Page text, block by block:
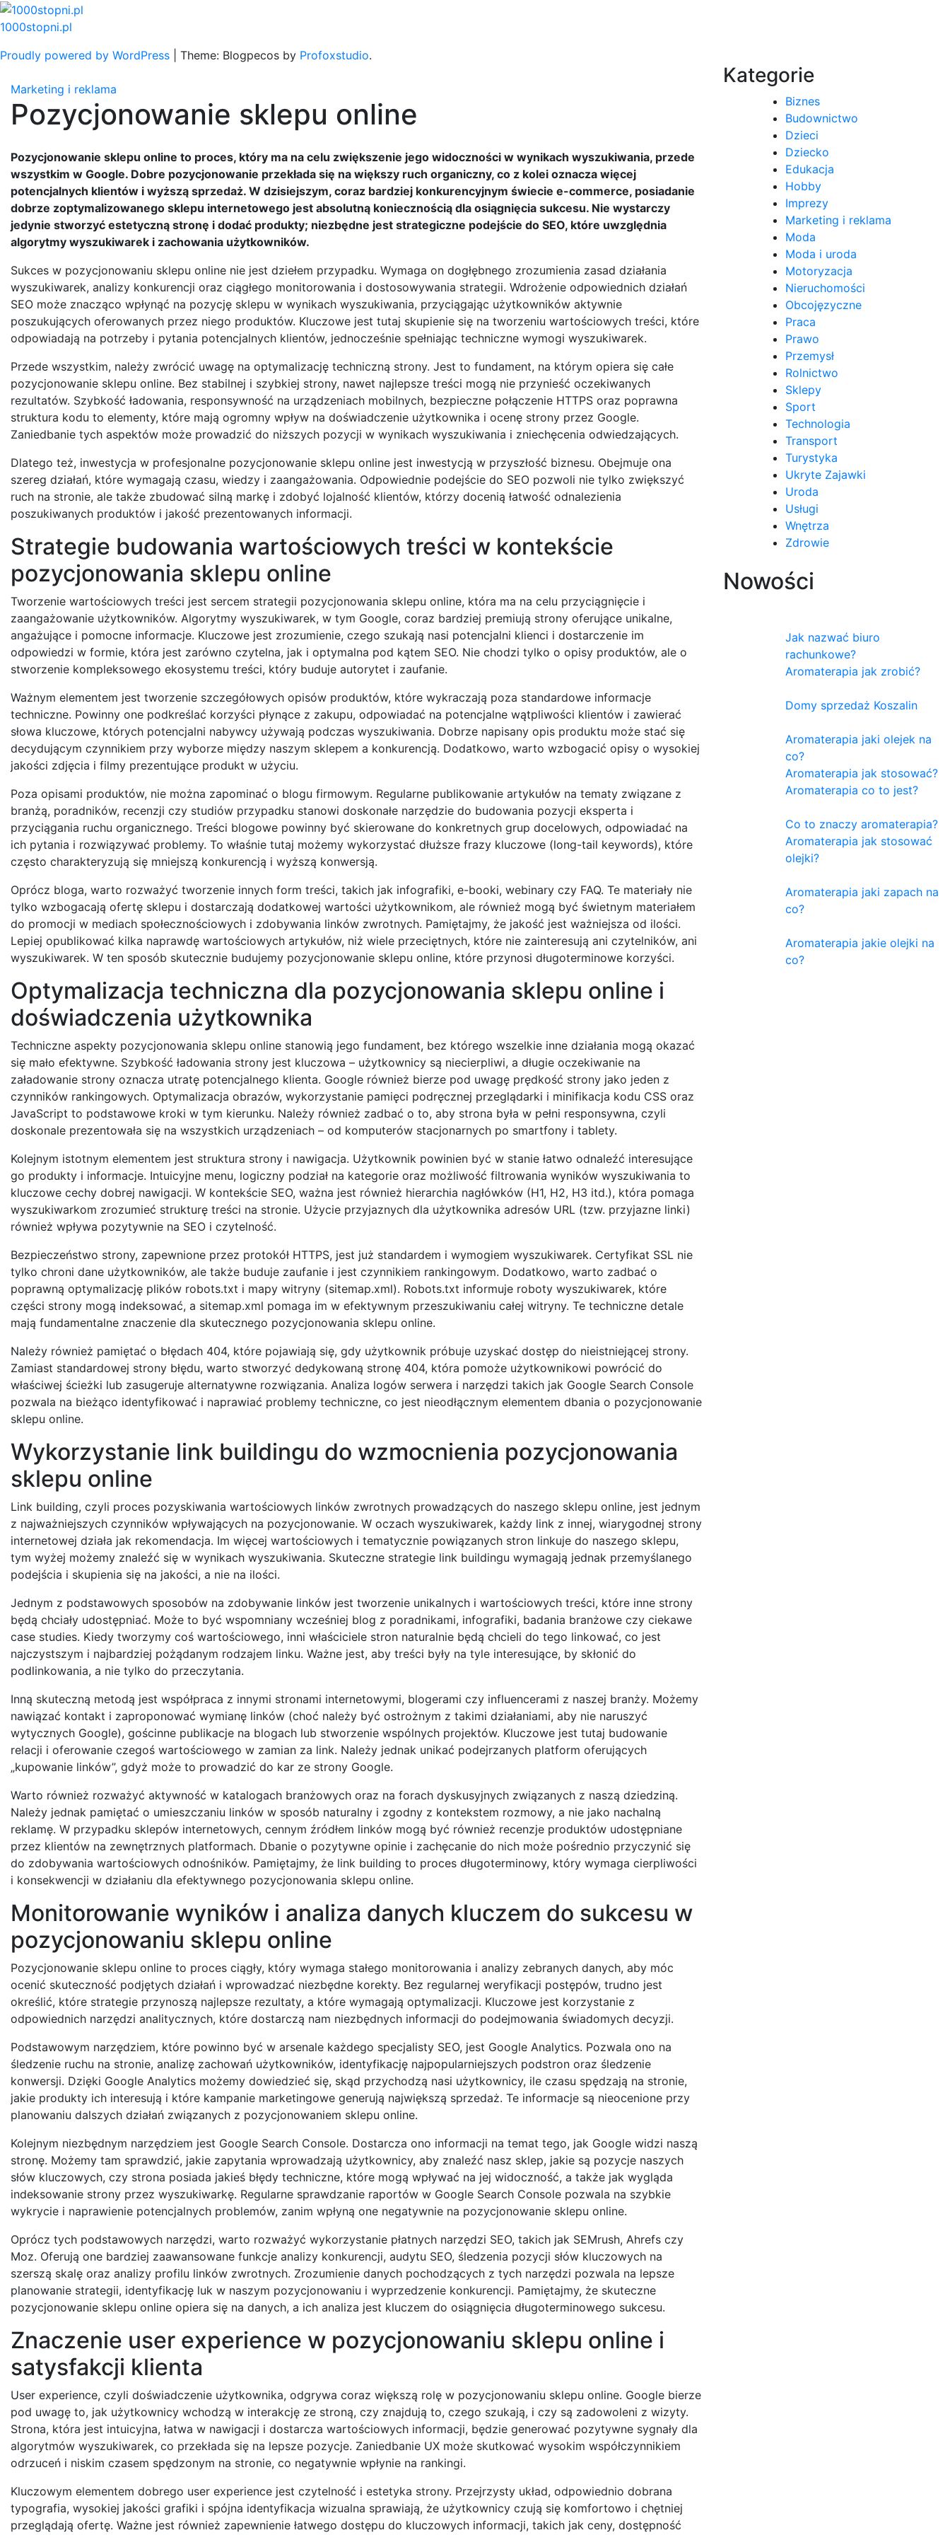
Skip
to
1000stopni.pl
Proudly powered by WordPress
Theme: Blogpecos by Profoxstudio.
Marketing i reklama
Pozycjonowanie sklepu online
Pozycjonowanie sklepu online to proces, który ma na celu zwiększenie jego widoczności w wynikach wyszukiwania, przede
wszystkim w Google. Dobre pozycjonowanie przekłada się na większy ruch organiczny, co z kolei oznacza więcej
potencjalnych klientów i wyższą sprzedaż. W dzisiejszym, coraz bardziej konkurencyjnym świecie e-commerce, posiadanie
dobrze zoptymalizowanego sklepu internetowego jest absolutną koniecznością dla osiągnięcia sukcesu. Nie wystarczy
jedynie stworzyć estetyczną stronę i dodać produkty; niezbędne jest strategiczne podejście do SEO, które uwzględnia
algorytmy wyszukiwarek i zachowania użytkowników.
Sukces w pozycjonowaniu sklepu online nie jest dziełem przypadku. Wymaga on dogłębnego zrozumienia zasad działania
wyszukiwarek, analizy konkurencji oraz ciągłego monitorowania i dostosowywania strategii. Wdrożenie odpowiednich działań
SEO może znacząco wpłynąć na pozycję sklepu w wynikach wyszukiwania, przyciągając użytkowników aktywnie
poszukujących oferowanych przez niego produktów. Kluczowe jest tutaj skupienie się na tworzeniu wartościowych treści, które
odpowiadają na potrzeby i pytania potencjalnych klientów, jednocześnie spełniając techniczne wymogi wyszukiwarek.
Przede wszystkim, należy zwrócić uwagę na optymalizację techniczną strony. Jest to fundament, na którym opiera się całe
pozycjonowanie sklepu online. Bez stabilnej i szybkiej strony, nawet najlepsze treści mogą nie przynieść oczekiwanych
rezultatów. Szybkość ładowania, responsywność na urządzeniach mobilnych, bezpieczne połączenie HTTPS oraz poprawna
struktura kodu to elementy, które mają ogromny wpływ na doświadczenie użytkownika i ocenę strony przez Google.
Zaniedbanie tych aspektów może prowadzić do niższych pozycji w wynikach wyszukiwania i zniechęcenia odwiedzających.
Dlatego też, inwestycja w profesjonalne pozycjonowanie sklepu online jest inwestycją w przyszłość biznesu. Obejmuje ona
szereg działań, które wymagają czasu, wiedzy i zaangażowania. Odpowiednie podejście do SEO pozwoli nie tylko zwiększyć
ruch na stronie, ale także zbudować silną markę i zdobyć lojalność klientów, którzy docenią łatwość odnalezienia
poszukiwanych produktów i jakość prezentowanych informacji.
Strategie budowania wartościowych treści w kontekście
pozycjonowania sklepu online
Tworzenie wartościowych treści jest sercem strategii pozycjonowania sklepu online, która ma na celu przyciągnięcie i
zaangażowanie użytkowników. Algorytmy wyszukiwarek, w tym Google, coraz bardziej premiują strony oferujące unikalne,
angażujące i pomocne informacje. Kluczowe jest zrozumienie, czego szukają nasi potencjalni klienci i dostarczenie im
odpowiedzi w formie, która jest zarówno czytelna, jak i optymalna pod kątem SEO. Nie chodzi tylko o opisy produktów, ale o
stworzenie kompleksowego ekosystemu treści, który buduje autorytet i zaufanie.
Ważnym elementem jest tworzenie szczegółowych opisów produktów, które wykraczają poza standardowe informacje
techniczne. Powinny one podkreślać korzyści płynące z zakupu, odpowiadać na potencjalne wątpliwości klientów i zawierać
słowa kluczowe, których potencjalni nabywcy używają podczas wyszukiwania. Dobrze napisany opis produktu może stać się
decydującym czynnikiem przy wyborze między naszym sklepem a konkurencją. Dodatkowo, warto wzbogacić opisy o wysokiej
jakości zdjęcia i filmy prezentujące produkt w użyciu.
Poza opisami produktów, nie można zapominać o blogu firmowym. Regularne publikowanie artykułów na tematy związane z
branżą, poradników, recenzji czy studiów przypadku stanowi doskonałe narzędzie do budowania pozycji eksperta i
przyciągania ruchu organicznego. Treści blogowe powinny być skierowane do konkretnych grup docelowych, odpowiadać na
ich pytania i rozwiązywać problemy. To właśnie tutaj możemy wykorzystać dłuższe frazy kluczowe (long-tail keywords), które
często charakteryzują się mniejszą konkurencją i wyższą konwersją.
Oprócz bloga, warto rozważyć tworzenie innych form treści, takich jak infografiki, e-booki, webinary czy FAQ. Te materiały nie
tylko wzbogacają ofertę sklepu i dostarczają dodatkowej wartości użytkownikom, ale również mogą być świetnym materiałem
do promocji w mediach społecznościowych i zdobywania linków zwrotnych. Pamiętajmy, że jakość jest ważniejsza od ilości.
Lepiej opublikować kilka naprawdę wartościowych artykułów, niż wiele przeciętnych, które nie zainteresują ani czytelników, ani
wyszukiwarek. W ten sposób skutecznie budujemy pozycjonowanie sklepu online, które przynosi długoterminowe korzyści.
Optymalizacja techniczna dla pozycjonowania sklepu online i
doświadczenia użytkownika
Techniczne aspekty pozycjonowania sklepu online stanowią jego fundament, bez którego wszelkie inne działania mogą okazać
się mało efektywne. Szybkość ładowania strony jest kluczowa – użytkownicy są niecierpliwi, a długie oczekiwanie na
załadowanie strony oznacza utratę potencjalnego klienta. Google również bierze pod uwagę prędkość strony jako jeden z
czynników rankingowych. Optymalizacja obrazów, wykorzystanie pamięci podręcznej przeglądarki i minifikacja kodu CSS oraz
JavaScript to podstawowe kroki w tym kierunku. Należy również zadbać o to, aby strona była w pełni responsywna, czyli
doskonale prezentowała się na wszystkich urządzeniach – od komputerów stacjonarnych po smartfony i tablety.
Kolejnym istotnym elementem jest struktura strony i nawigacja. Użytkownik powinien być w stanie łatwo odnaleźć interesujące
go produkty i informacje. Intuicyjne menu, logiczny podział na kategorie oraz możliwość filtrowania wyników wyszukiwania to
kluczowe cechy dobrej nawigacji. W kontekście SEO, ważna jest również hierarchia nagłówków (H1, H2, H3 itd.), która pomaga
wyszukiwarkom zrozumieć strukturę treści na stronie. Użycie przyjaznych dla użytkownika adresów URL (tzw. przyjazne linki)
również wpływa pozytywnie na SEO i czytelność.
Bezpieczeństwo strony, zapewnione przez protokół HTTPS, jest już standardem i wymogiem wyszukiwarek. Certyfikat SSL nie
tylko chroni dane użytkowników, ale także buduje zaufanie i jest czynnikiem rankingowym. Dodatkowo, warto zadbać o
poprawną optymalizację plików robots.txt i mapy witryny (sitemap.xml). Robots.txt informuje roboty wyszukiwarek, które
części strony mogą indeksować, a sitemap.xml pomaga im w efektywnym przeszukiwaniu całej witryny. Te techniczne detale
mają fundamentalne znaczenie dla skutecznego pozycjonowania sklepu online.
Należy również pamiętać o błędach 404, które pojawiają się, gdy użytkownik próbuje uzyskać dostęp do nieistniejącej strony.
Zamiast standardowej strony błędu, warto stworzyć dedykowaną stronę 404, która pomoże użytkownikowi powrócić do
właściwej ścieżki lub zasugeruje alternatywne rozwiązania. Analiza logów serwera i narzędzi takich jak Google Search Console
pozwala na bieżąco identyfikować i naprawiać problemy techniczne, co jest nieodłącznym elementem dbania o pozycjonowanie
sklepu online.
Wykorzystanie link buildingu do wzmocnienia pozycjonowania
sklepu online
Link building, czyli proces pozyskiwania wartościowych linków zwrotnych prowadzących do naszego sklepu online, jest jednym
z najważniejszych czynników wpływających na pozycjonowanie. W oczach wyszukiwarek, każdy link z innej, wiarygodnej strony
internetowej działa jak rekomendacja. Im więcej wartościowych i tematycznie powiązanych stron linkuje do naszego sklepu,
tym wyżej możemy znaleźć się w wynikach wyszukiwania. Skuteczne strategie link buildingu wymagają jednak przemyślanego
podejścia i skupienia się na jakości, a nie na ilości.
Jednym z podstawowych sposobów na zdobywanie linków jest tworzenie unikalnych i wartościowych treści, które inne strony
będą chciały udostępniać. Może to być wspomniany wcześniej blog z poradnikami, infografiki, badania branżowe czy ciekawe
case studies. Kiedy tworzymy coś wartościowego, inni właściciele stron naturalnie będą chcieli do tego linkować, co jest
najczystszym i najbardziej pożądanym rodzajem linku. Ważne jest, aby treści były na tyle interesujące, by skłonić do
podlinkowania, a nie tylko do przeczytania.
Inną skuteczną metodą jest współpraca z innymi stronami internetowymi, blogerami czy influencerami z naszej branży. Możemy
nawiązać kontakt i zaproponować wymianę linków (choć należy być ostrożnym z takimi działaniami, aby nie naruszyć
wytycznych Google), gościnne publikacje na blogach lub stworzenie wspólnych projektów. Kluczowe jest tutaj budowanie
relacji i oferowanie czegoś wartościowego w zamian za link. Należy jednak unikać podejrzanych platform oferujących
„kupowanie linków”, gdyż może to prowadzić do kar ze strony Google.
Warto również rozważyć aktywność w katalogach branżowych oraz na forach dyskusyjnych związanych z naszą dziedziną.
Należy jednak pamiętać o umieszczaniu linków w sposób naturalny i zgodny z kontekstem rozmowy, a nie jako nachalną
reklamę. W przypadku sklepów internetowych, cennym źródłem linków mogą być również recenzje produktów udostępniane
przez klientów na zewnętrznych platformach. Dbanie o pozytywne opinie i zachęcanie do nich może pośrednio przyczynić się
do zdobywania wartościowych odnośników. Pamiętajmy, że link building to proces długoterminowy, który wymaga cierpliwości
i konsekwencji w działaniu dla efektywnego pozycjonowania sklepu online.
Monitorowanie wyników i analiza danych kluczem do sukcesu w
pozycjonowaniu sklepu online
Pozycjonowanie sklepu online to proces ciągły, który wymaga stałego monitorowania i analizy zebranych danych, aby móc
ocenić skuteczność podjętych działań i wprowadzać niezbędne korekty. Bez regularnej weryfikacji postępów, trudno jest
określić, które strategie przynoszą najlepsze rezultaty, a które wymagają optymalizacji. Kluczowe jest korzystanie z
odpowiednich narzędzi analitycznych, które dostarczą nam niezbędnych informacji do podejmowania świadomych decyzji.
Podstawowym narzędziem, które powinno być w arsenale każdego specjalisty SEO, jest Google Analytics. Pozwala ono na
śledzenie ruchu na stronie, analizę zachowań użytkowników, identyfikację najpopularniejszych podstron oraz śledzenie
konwersji. Dzięki Google Analytics możemy dowiedzieć się, skąd przychodzą nasi użytkownicy, ile czasu spędzają na stronie,
jakie produkty ich interesują i które kampanie marketingowe generują największą sprzedaż. Te informacje są nieocenione przy
planowaniu dalszych działań związanych z pozycjonowaniem sklepu online.
Kolejnym niezbędnym narzędziem jest Google Search Console. Dostarcza ono informacji na temat tego, jak Google widzi naszą
stronę. Możemy tam sprawdzić, jakie zapytania wprowadzają użytkownicy, aby znaleźć nasz sklep, jakie są pozycje naszych
słów kluczowych, czy strona posiada jakieś błędy techniczne, które mogą wpływać na jej widoczność, a także jak wygląda
indeksowanie strony przez wyszukiwarkę. Regularne sprawdzanie raportów w Google Search Console pozwala na szybkie
wykrycie i naprawienie potencjalnych problemów, zanim wpłyną one negatywnie na pozycjonowanie sklepu online.
Oprócz tych podstawowych narzędzi, warto rozważyć wykorzystanie płatnych narzędzi SEO, takich jak SEMrush, Ahrefs czy
Moz. Oferują one bardziej zaawansowane funkcje analizy konkurencji, audytu SEO, śledzenia pozycji słów kluczowych na
szerszą skalę oraz analizy profilu linków zwrotnych. Zrozumienie danych pochodzących z tych narzędzi pozwala na lepsze
planowanie strategii, identyfikację luk w naszym pozycjonowaniu i wyprzedzenie konkurencji. Pamiętajmy, że skuteczne
pozycjonowanie sklepu online opiera się na danych, a ich analiza jest kluczem do osiągnięcia długoterminowego sukcesu.
Znaczenie user experience w pozycjonowaniu sklepu online i
satysfakcji klienta
User experience, czyli doświadczenie użytkownika, odgrywa coraz większą rolę w pozycjonowaniu sklepu online. Google bierze
pod uwagę to, jak użytkownicy wchodzą w interakcję ze stroną, czy znajdują to, czego szukają, i czy są zadowoleni z wizyty.
Strona, która jest intuicyjna, łatwa w nawigacji i dostarcza wartościowych informacji, będzie generować pozytywne sygnały dla
algorytmów wyszukiwarek, co przekłada się na lepsze pozycje. Zaniedbanie UX może skutkować wysokim współczynnikiem
odrzuceń i niskim czasem spędzonym na stronie, co negatywnie wpłynie na rankingi.
Kluczowym elementem dobrego user experience jest czytelność i estetyka strony. Przejrzysty układ, odpowiednio dobrana
typografia, wysokiej jakości grafiki i spójna identyfikacja wizualna sprawiają, że użytkownicy czują się komfortowo i chętniej
przeglądają ofertę. Ważne jest również zapewnienie łatwego dostępu do kluczowych informacji, takich jak ceny, dostępność
Kategorie
Biznes
Budownictwo
Dzieci
Dziecko
Edukacja
Hobby
Imprezy
Marketing i reklama
Moda
Moda i uroda
Motoryzacja
Nieruchomości
Obcojęzyczne
Praca
Prawo
Przemysł
Rolnictwo
Sklepy
Sport
Technologia
Transport
Turystyka
Ukryte Zajawki
Uroda
Usługi
Wnętrza
Zdrowie
Nowości
Jak nazwać biuro
rachunkowe?
Aromaterapia jak zrobić?
Domy sprzedaż Koszalin
Aromaterapia jaki olejek na
co?
Aromaterapia jak stosować?
Aromaterapia co to jest?
Co to znaczy aromaterapia?
Aromaterapia jak stosować
olejki?
Aromaterapia jaki zapach na
co?
Aromaterapia jakie olejki na
co?